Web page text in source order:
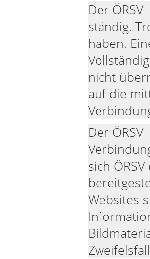
Der
ständig.
haben.
nicht
auf die
Der
sich
Websites